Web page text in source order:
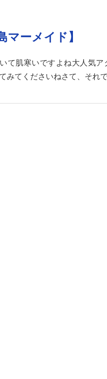
ーメイド】
て肌寒いですよね大人気ア
みてくださいねさて、それ